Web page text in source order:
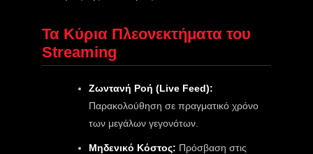
Τα Κύρια Πλεονεκτήματα του
Streaming
Ζωντανή Ροή (Live Feed):
Παρακολούθηση σε πραγματικό χρόνο
των μεγάλων γεγονότων.
Μηδενικό Κόστος: Πρόσβαση στις